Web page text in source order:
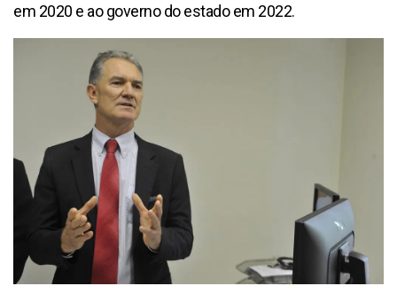
em 2020 e ao governo do estado em 2022.